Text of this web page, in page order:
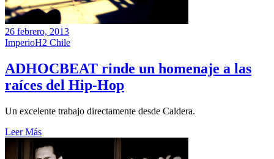
26 febrero, 2013
ImperioH2 Chile
ADHOCBEAT rinde un homenaje a las
raíces del Hip-Hop
Un excelente trabajo directamente desde Caldera.
Leer Más